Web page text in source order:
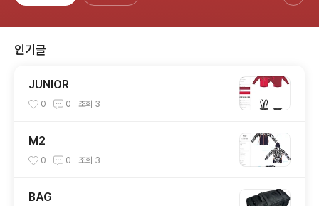
인기글
JUNIOR
0 0 조회 3
M2
0 0 조회 3
BAG